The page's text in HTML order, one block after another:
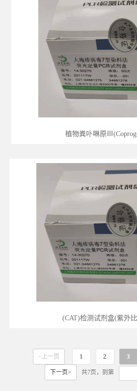
植物粪卟啉原
(CAT)检测试剂盒(紫外
<上一页 1 2 3
下一页> 共7页，到第